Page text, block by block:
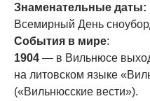
Знаменательные даты:
Всемирный День
События в мире:
1904 — в Вильнюсе
на литовском языке
(«Вильнюсские вести»).